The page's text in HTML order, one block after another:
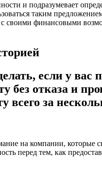
и подразумевает
таким
с своими финансовыми
если у вас
без отказа и
за
на компании, которые
перед тем, как